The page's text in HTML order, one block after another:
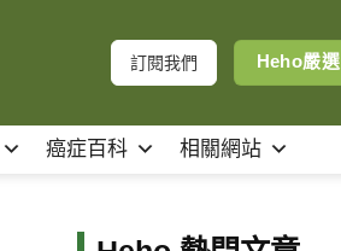
訂閱我們 Heho嚴選
癌症百科 相關網站